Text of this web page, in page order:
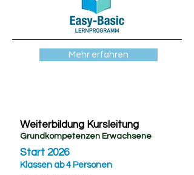
Mehr erfahren
Weiterbildung Kursleitung
Grundkompetenzen Erwachsene
Start 2026
Klassen ab 4 Personen